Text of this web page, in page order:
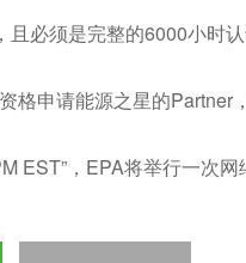
必须是完整的6000小时认
申请能源之星的Partner
EST”，EPA将举行一次